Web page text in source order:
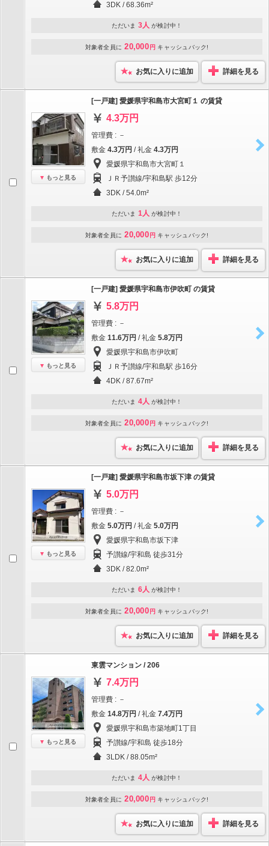
3DK / 68.36m²
ただいま 3人 が検討中！
対象者全員に 20,000 円 キャッシュバック!
お気に入りに追加 詳細を見る
もっと見る
[一戸建] 愛媛県宇和島市大宮町１ の賃貸
4.3万円
管理費 : －
敷金 4.3万円 / 礼金 4.3万円
愛媛県宇和島市大宮町１
ＪＲ予讃線/宇和島駅 歩12分
3DK / 54.0m²
ただいま 1人 が検討中！
対象者全員に 20,000 円 キャッシュバック!
お気に入りに追加 詳細を見る
もっと見る
[一戸建] 愛媛県宇和島市伊吹町 の賃貸
5.8万円
管理費 : －
敷金 11.6万円 / 礼金 5.8万円
愛媛県宇和島市伊吹町
ＪＲ予讃線/宇和島駅 歩16分
4DK / 87.67m²
ただいま 4人 が検討中！
対象者全員に 20,000 円 キャッシュバック!
お気に入りに追加 詳細を見る
もっと見る
[一戸建] 愛媛県宇和島市坂下津 の賃貸
5.0万円
管理費 : －
敷金 5.0万円 / 礼金 5.0万円
愛媛県宇和島市坂下津
予讃線/宇和島 徒歩31分
3DK / 82.0m²
ただいま 6人 が検討中！
対象者全員に 20,000 円 キャッシュバック!
お気に入りに追加 詳細を見る
もっと見る
東雲マンション / 206
7.4万円
管理費 : －
敷金 14.8万円 / 礼金 7.4万円
愛媛県宇和島市築地町1丁目
予讃線/宇和島 徒歩18分
3LDK / 88.05m²
ただいま 4人 が検討中！
対象者全員に 20,000 円 キャッシュバック!
お気に入りに追加 詳細を見る